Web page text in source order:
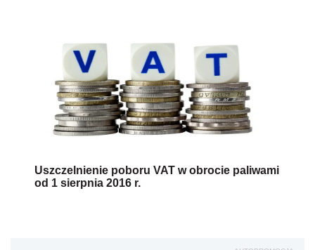
Uszczelnienie poboru VAT w obrocie paliwami
od 1 sierpnia 2016 r.